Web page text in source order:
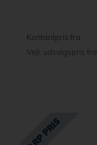
Kontantpris fra
Vejl. udsalgspris fra